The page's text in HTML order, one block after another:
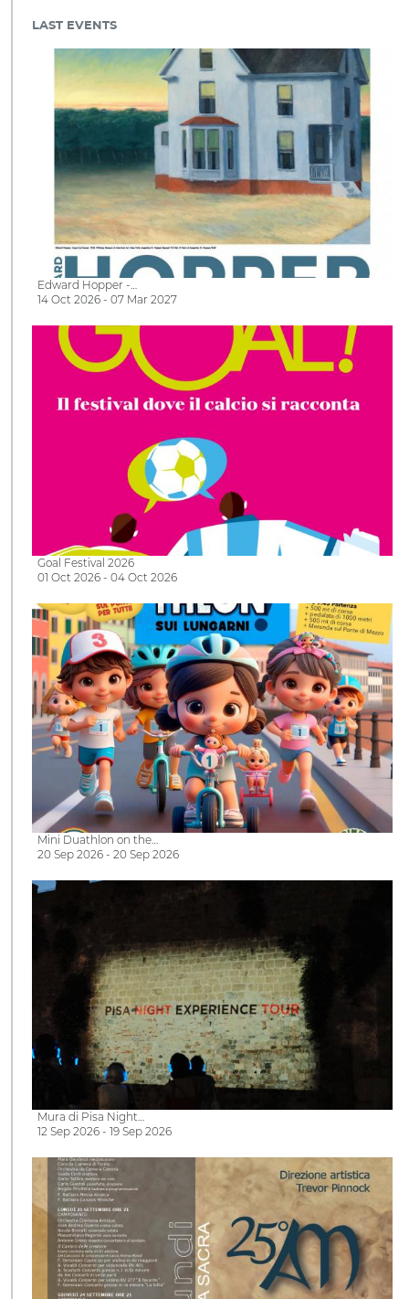
LAST EVENTS
Edward Hopper -…
14 Oct 2026 - 07 Mar 2027
Goal Festival 2026
01 Oct 2026 - 04 Oct 2026
Mini Duathlon on the…
20 Sep 2026 - 20 Sep 2026
Mura di Pisa Night…
12 Sep 2026 - 19 Sep 2026